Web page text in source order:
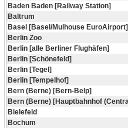
Baden Baden [Railway Station]
Baltrum
Basel [Basel/Mulhouse EuroAirport]
Berlin Zoo
Berlin [alle Berliner Flughäfen]
Berlin [Schönefeld]
Berlin [Tegel]
Berlin [Tempelhof]
Bern (Berne) [Bern-Belp]
Bern (Berne) [Hauptbahnhof
Bielefeld
Bochum